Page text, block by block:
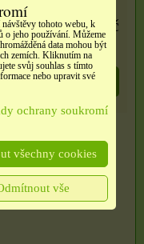
330 Kč
DO KOŠÍKU
tohoto webu, k
o jeho používání. Můžeme
data mohou být
zemích. Kliknutím na
svůj souhlas s tímto
nebo upravit své
ochrany soukromí
všechny cookies
vše